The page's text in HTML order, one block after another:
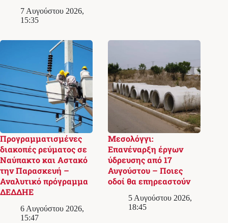
7 Αυγούστου 2026,
15:35
Προγραμματισμένες
διακοπές ρεύματος σε
Ναύπακτο και Αστακό
την Παρασκευή –
Αναλυτικό πρόγραμμα
ΔΕΔΔΗΕ
6 Αυγούστου 2026,
15:47
Μεσολόγγι:
Επανέναρξη έργων
ύδρευσης από 17
Αυγούστου – Ποιες
οδοί θα επηρεαστούν
5 Αυγούστου 2026,
18:45